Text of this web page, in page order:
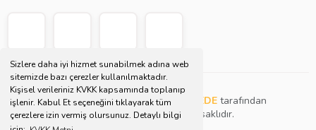
Sizlere daha iyi hizmet sunabilmek adına web
sitemizde bazı çerezler kullanılmaktadır.
Kişisel verileriniz KVKK kapsamında toplanıp
işlenir. Kabul Et seçeneğini tıklayarak tüm
çerezlere izin vermiş olursunuz. Detaylı bilgi
Copyright © 2021 | Bu websitesiMüjdat DEDE tarafından
tasarlanmış ve düzenlenmiştir. Tüm hakları saklıdır.